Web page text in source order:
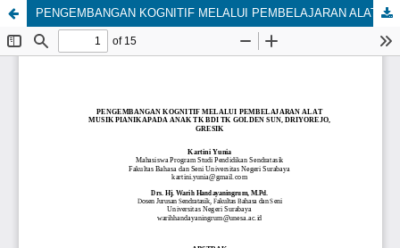
PENGEMBANGAN KOGNITIF MELALUI PEMBELAJARAN ALAT MUSIK PIANIKAPADA ANAK TK BDI TK GOLDEN SUN, DRIYOREJO, GRESIK